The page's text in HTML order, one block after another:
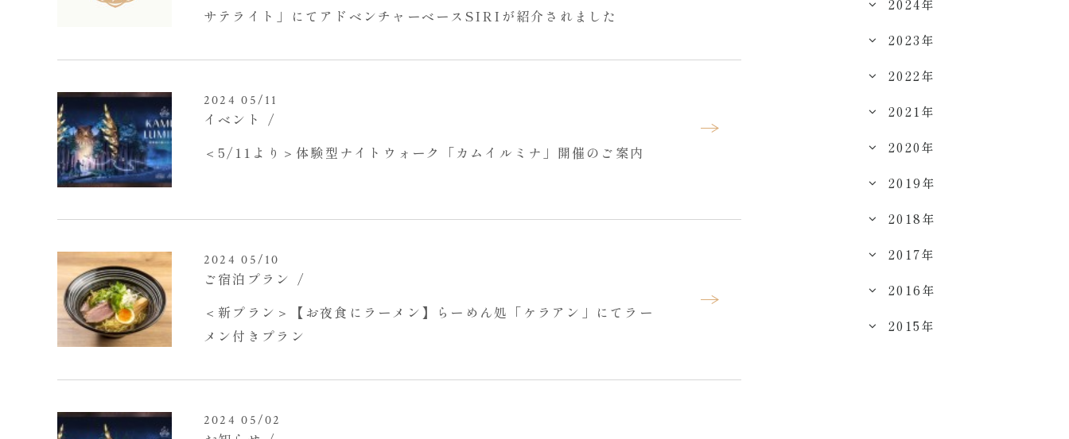
サテライト」にてアドベンチャーベースSIRIが紹介されました
2024 05/11
イベント
＜5/11より＞体験型ナイトウォーク「カムイルミナ」開催のご案内
2024 05/10
ご宿泊プラン
＜新プラン＞【お夜食にラーメン】らーめん処「ケラアン」にてラー
メン付きプラン
2024 05/02
2024年
2023年
2022年
2021年
2020年
2019年
2018年
2017年
2016年
2015年